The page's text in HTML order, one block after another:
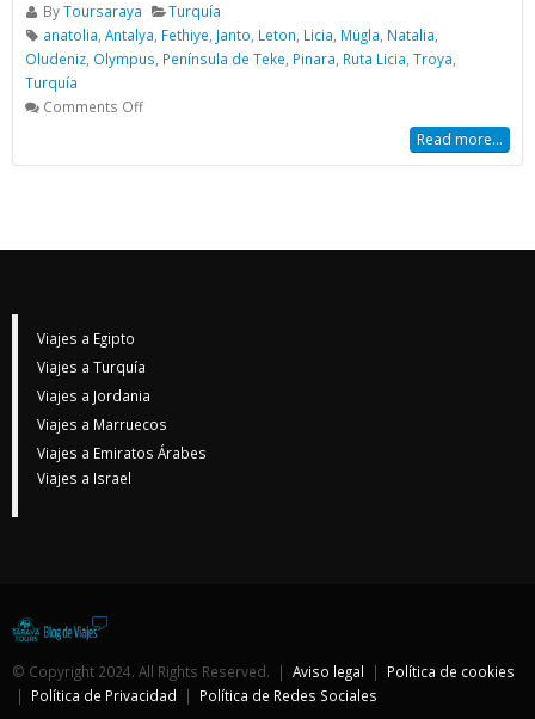
ByToursaraya
Turquía
anatolia, Antalya, Fethiye, Janto, Leton, Licia, Mügla, Natalia,
Oludeniz, Olympus, Península de Teke, Pinara, Ruta Licia, Troya,
Turquía
Comments Off
Read more...
Viajes a Egipto
Viajes a Turquía
Viajes a Jordania
Viajes a Marruecos
Viajes a Emiratos Árabes
Viajes a Israel
© Copyright 2024. All Rights Reserved. | Aviso legal | Política de cookies
| Política de Privacidad | Política de Redes Sociales